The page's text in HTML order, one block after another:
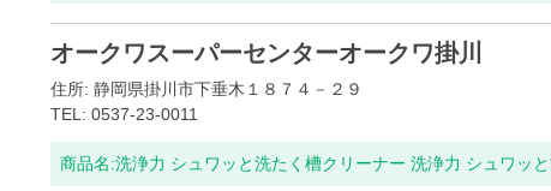
オークワスーパーセンターオークワ掛川
住所: 静岡県掛川市下垂木１８７４－２９
TEL: 0537-23-0011
商品名:洗浄力 シュワッと洗たく槽クリーナー 洗浄力 シュワッ